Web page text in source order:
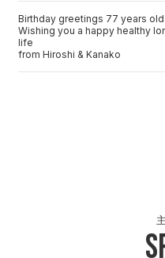
Birthday greetings 77 years old
Wishing you a happy healthy
life
from Hiroshi & Kanako